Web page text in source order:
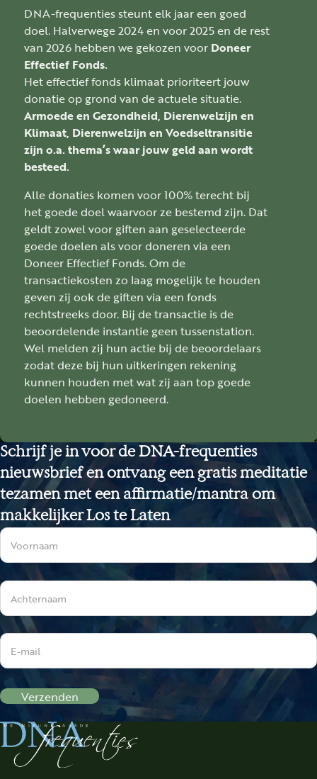
DNA-frequenties steunt elk jaar een goed
doel. Halverwege 2024 en voor 2025 en de rest
van 2026 hebben we gekozen voor Doneer
Effectief Fonds.
Het effectief fonds klimaat prioriteert jouw
donatie op grond van de actuele situatie.
Armoede en Gezondheid, Dierenwelzijn en
Klimaat, Dierenwelzijn en Voedseltransitie
zijn o.a. thema’s waar jouw geld aan wordt
besteed.
Alle donaties komen voor 100% terecht bij
het goede doel waarvoor ze bestemd zijn. Dat
geldt zowel voor giften aan geselecteerde
goede doelen als voor doneren via een
Doneer Effectief Fonds. Om de
transactiekosten zo laag mogelijk te houden
geven zij ook de giften via een fonds
rechtstreeks door. Bij de transactie is de
beoordelende instantie geen tussenstation.
Wel melden zij hun actie bij de beoordelaars
zodat deze bij hun uitkeringen rekening
kunnen houden met wat zij aan top goede
doelen hebben gedoneerd.
Schrijf je in voor de DNA-frequenties
nieuwsbrief en ontvang een gratis meditatie
tezamen met een affirmatie/mantra om
makkelijker Los te Laten
Sectie
Verzenden